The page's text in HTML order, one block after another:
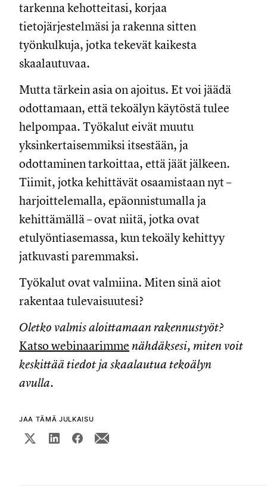
tarkenna kehotteitasi, korjaa
tietojärjestelmäsi ja rakenna sitten
työnkulkuja, jotka tekevät kaikesta
skaalautuvaa.
Mutta tärkein asia on ajoitus. Et voi jäädä
odottamaan, että tekoälyn käytöstä tulee
helpompaa. Työkalut eivät muutu
yksinkertaisemmiksi itsestään, ja
odottaminen tarkoittaa, että jäät jälkeen.
Tiimit, jotka kehittävät osaamistaan nyt –
harjoittelemalla, epäonnistumalla ja
kehittämällä – ovat niitä, jotka ovat
etulyöntiasemassa, kun tekoäly kehittyy
jatkuvasti paremmaksi.
Työkalut ovat valmiina. Miten sinä aiot
rakentaa tulevaisuutesi?
Oletko valmis aloittamaan rakennustyöt?
Katso webinaarimme nähdäksesi, miten voit
keskittää tiedot ja skaalautua tekoälyn
avulla.
JAA TÄMÄ JULKAISU